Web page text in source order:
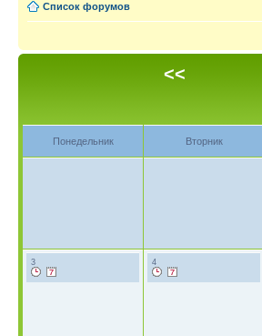
Список форумов
<<
Понедельник Вторник
3 4